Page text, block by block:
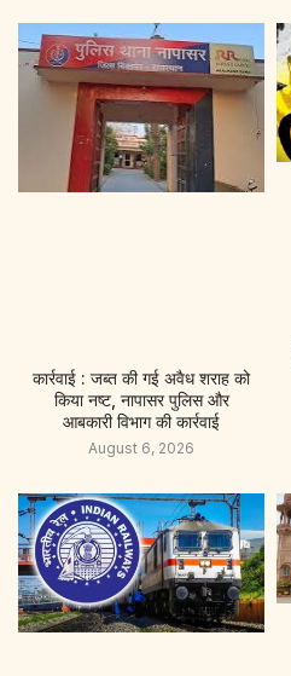
कार्रवाई : जब्त की गई अवैध शराह को
किया नष्ट, नापासर पुलिस और
आबकारी विभाग की कार्रवाई
August 6, 2026